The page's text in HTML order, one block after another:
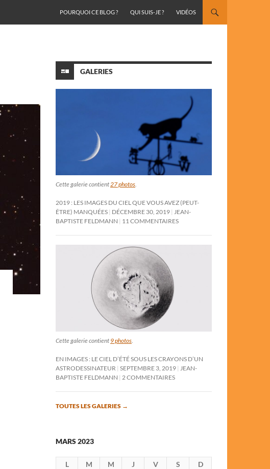
POURQUOI CE BLOG ?
QUI SUIS-JE ? VIDÉOS
GALERIES
Cette galerie contient27 photos.
2019 : LES IMAGES DU CIEL QUE VOUS AVEZ (PEUT-
ÊTRE) MANQUÉES DÉCEMBRE 30, 2019 JEAN-
BAPTISTE FELDMANN
11 COMMENTAIRES
Cette galerie contient 9 photos
EN IMAGES : LE CIEL D’ÉTÉ SOUS LES CRAYONS D’UN
ASTRODESSINATEUR SEPTEMBRE 3, 2019
JEAN-
BAPTISTE FELDMANN
2 COMMENTAIRES
TOUTES LES GALERIES →
MARS 2023
L M M J V S
D